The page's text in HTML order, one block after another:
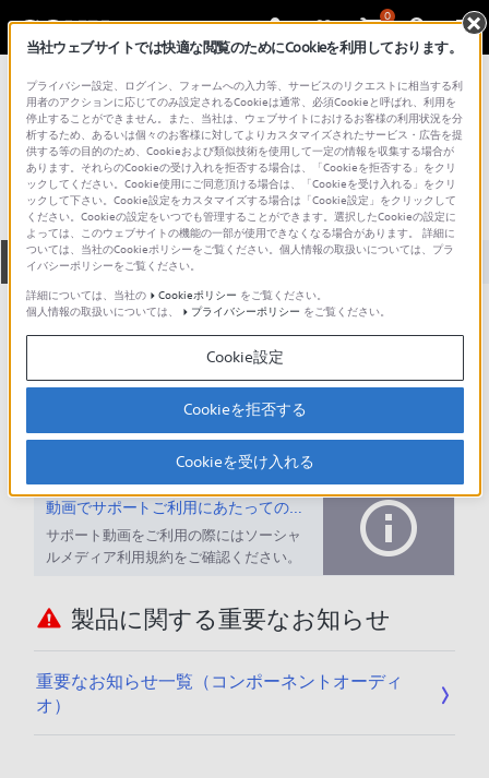
0
総合サポート・お問い合わせ レコードプレーヤー
PS-5170
全て ダウンロード 取扱説明書 Q&A
製品に関する重要なお知らせ
お知らせ
ご意見箱 ／改善事例紹介
動画でサポートご利用にあたってのお願い
サポート動画をご利用の際にはソーシャ
ルメディア利用規約をご確認ください。
製品に関する重要なお知らせ
重要なお知らせ一覧（コンポーネントオーディ
オ）
当社ウェブサイトでは快適な閲覧のためにCookieを利用しております。
プライバシー設定、ログイン、フォームへの入力等、サービスのリクエストに相当する利
用者のアクションに応じてのみ設定されるCookieは通常、必須Cookieと呼ばれ、利用を
停止することができません。また、当社は、ウェブサイトにおけるお客様の利用状況を分
析するため、あるいは個々のお客様に対してよりカスタマイズされたサービス・広告を提
供する等の目的のため、Cookieおよび類似技術を使用して一定の情報を収集する場合が
あります。それらのCookieの受け入れを拒否する場合は、「Cookieを拒否する」をクリ
ックしてください。Cookie使用にご同意頂ける場合は、「Cookieを受け入れる」をクリ
ックして下さい。Cookie設定をカスタマイズする場合は「Cookie設定」をクリックして
ください。Cookieの設定をいつでも管理することができます。選択したCookieの設定に
よっては、このウェブサイトの機能の一部が使用できなくなる場合があります。 詳細に
ついては、当社のCookieポリシーをご覧ください。個人情報の取扱いについては、プラ
イバシーポリシーをご覧ください。
詳細については、当社の
Cookieポリシー をご覧ください。
個人情報の取扱いについては、
プライバシーポリシー をご覧ください。
Cookie設定
Cookieを拒否する
Cookieを受け入れる